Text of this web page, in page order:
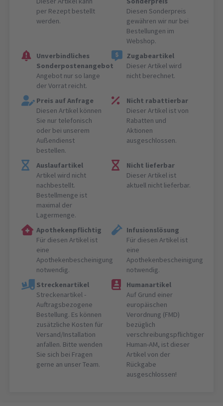
per Rezept bestellt
werden.
Diesen Sonderpreis
gewähren wir nur bei
Bestellungen im
Webshop.
Unverbindliches
Sonderpostenangebot
Angebot nur so lange
der Vorrat reicht.
Zugabeartikel
Dieser Artikel wird
nicht berechnet.
Preis auf Anfrage
Diesen Artikel können
Sie nur telefonisch
oder bei unserem
Außendienst
bestellen.
Nicht rabattierbar
Dieser Artikel ist von
Rabatten und
Aktionen
ausgeschlossen.
Auslaufartikel
Artikel wird nicht
nachbestellt.
Bestellmenge ist
maximal der
Lagermenge.
Nicht lieferbar
Dieser Artikel ist
aktuell nicht lieferbar.
Apothekenpflichtig
Für diesen Artikel ist
eine
Apothekenbescheinigung
notwendig.
Infusionslösung
Für diesen Artikel ist
eine
Apothekenbescheinigung
notwendig.
Streckenartikel
Streckenartikel -
Auftragsbezogene
Bestellung. Es können
zusätzliche Kosten für
Versand/Installation
anfallen. Bitte wenden
Sie sich bei Fragen
gerne an unser Team.
Humanartikel
Auf Grund einer
europäischen
Verordnung (FMD)
bezüglich
verschreibungspflichtiger
Human-AM, ist dieser
Artikel von der
Rückgabe
ausgeschlossen!